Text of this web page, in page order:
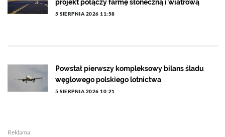
projekt połączy farmę słoneczną i wiatrową
5 SIERPNIA 2026 11:58
Powstał pierwszy kompleksowy bilans śladu
węglowego polskiego lotnictwa
5 SIERPNIA 2026 10:21
Reklama